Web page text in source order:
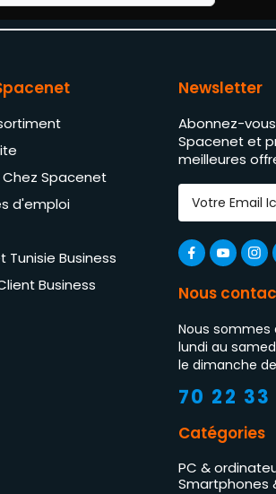
Chez Spacenet
d'emploi
Tunisie Business
Business
Newsletter
Abonnez-
Spacenet et
meilleures
Nous
Nous sommes
lundi au
le dimanche
70 22
Catégories
PC &
Smartphones